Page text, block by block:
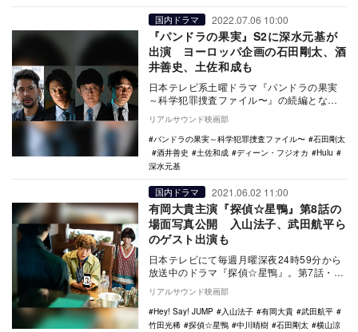
国内ドラマ 2022.07.06 10:00
『パンドラの果実』S2に深水元基が
出演 ヨーロッパ企画の石田剛太、酒
井善史、土佐和成も
日本テレビ系土曜ドラマ『パンドラの果実
～科学犯罪捜査ファイル〜』の続編となる
Huluオリジナル『パンドラの果実～科学犯
罪捜査ファ…
リアルサウンド映画部
パンドラの果実～科学犯罪捜査ファイル〜
石田剛太
酒井善史
土佐和成 ディーン・フジオカ
Hulu
深水元基
国内ドラマ 2021.06.02 11:00
有岡大貴主演『探偵☆星鴨』第8話の
場面写真公開 入山法子、武田航平ら
のゲスト出演も
日本テレビにて毎週月曜深夜24時59分から
放送中のドラマ『探偵☆星鴨』。第7話・第
8話のゲストキャストが発表された。 有岡
大…
リアルサウンド映画部
Hey! Say! JUMP
入山法子 有岡大貴
武田航平
竹田光稀
探偵☆星鴨 中川晴樹 石田剛太
横山涼